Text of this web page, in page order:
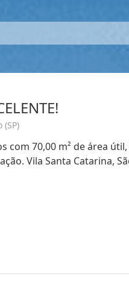
(SP)
70,00 m² de área útil,
Vila Santa Catarina,